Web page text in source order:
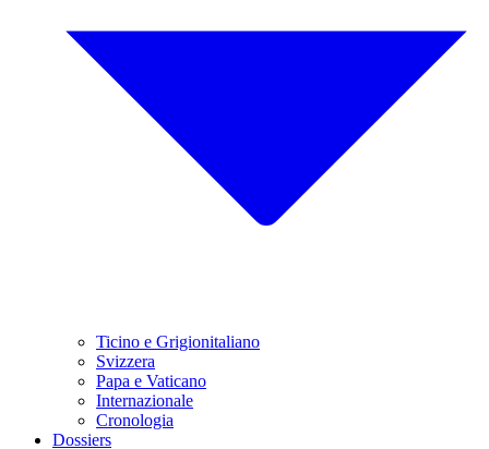
Ticino e Grigionitaliano
Svizzera
Papa e Vaticano
Internazionale
Cronologia
Dossiers